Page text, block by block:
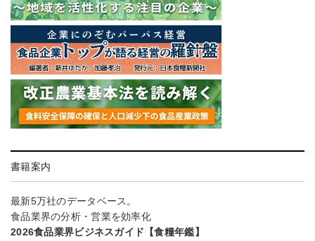
書籍案内
最新5万社のデータベース。
食品業界の分析・営業を効率化
2026食品業界ビジネスガイド【食糧年鑑】